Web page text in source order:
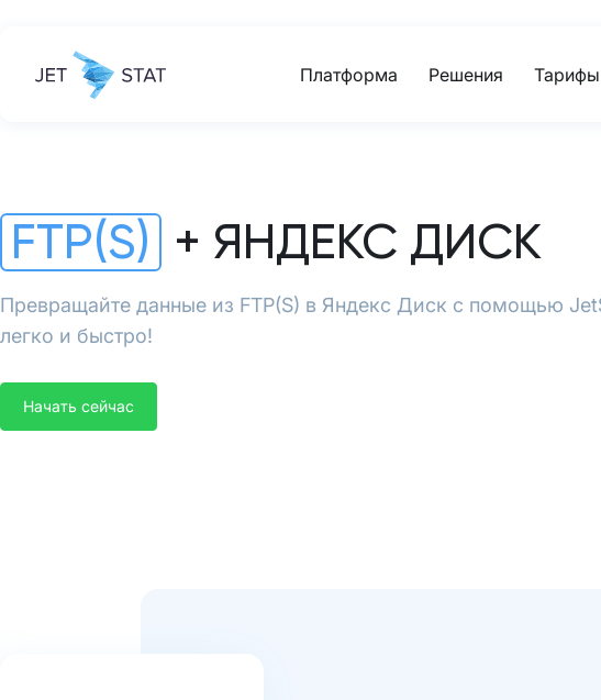
Платформа Решения Тарифы
FTP(S) + ЯНДЕКС ДИСК
Превращайте данные из FTP(S) в Яндекс Диск с помощью
легко и быстро!
Начать сейчас